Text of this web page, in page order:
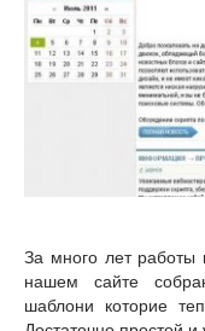
За много лет
нашем сайте
шаблони которие